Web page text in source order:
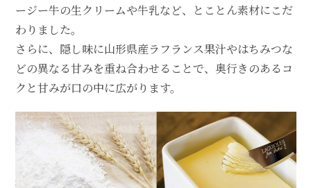
ージー牛の生クリームや牛乳など、とことん素材にこだ
わりました。
さらに、隠し味に山形県産ラフランス果汁やはちみつな
どの異なる甘みを重ね合わせることで、奥行きのあるコ
クと甘みが口の中に広がります。